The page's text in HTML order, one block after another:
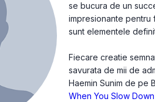
se bucura de un
impresionante pentru
sunt elementele
Fiecare creatie
savurata de mii de
Haemin Sunim de pe
When You Slow